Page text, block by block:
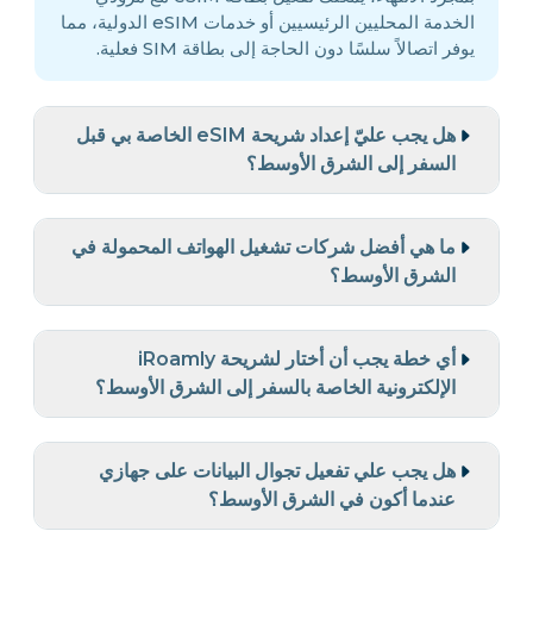
الخدمة المحليين الرئيسيين أو خدمات eSIM الدولية، مما
يوفر اتصالاً سلسًا دون الحاجة إلى بطاقة SIM فعلية.
هل يجب عليّ إعداد شريحة eSIM الخاصة بي قبل
السفر إلى الشرق الأوسط؟
ما هي أفضل شركات تشغيل الهواتف المحمولة في
الشرق الأوسط؟
أي خطة يجب أن أختار لشريحة iRoamly
الإلكترونية الخاصة بالسفر إلى الشرق الأوسط؟
هل يجب علي تفعيل تجوال البيانات على جهازي
عندما أكون في الشرق الأوسط؟